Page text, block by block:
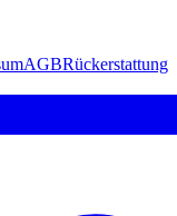
AGBRückerstattung